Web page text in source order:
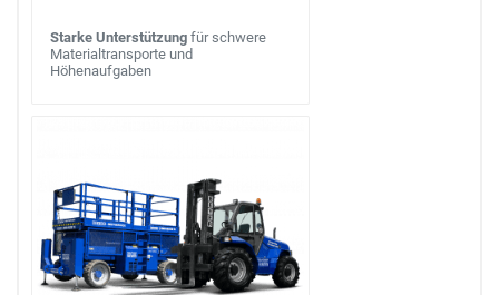
Starke Unterstützung für schwere
Materialtransporte und
Höhenaufgaben